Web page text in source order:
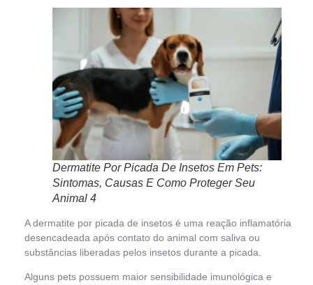
Dermatite Por Picada De Insetos Em Pets:
Sintomas, Causas E Como Proteger Seu
Animal 4
A dermatite por picada de insetos é uma reação inflamatória
desencadeada após contato do animal com saliva ou
substâncias liberadas pelos insetos durante a picada.
Alguns pets possuem maior sensibilidade imunológica e